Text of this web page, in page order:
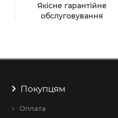
Якісне гарантійне
обслуговування
Покупцям
Оплата